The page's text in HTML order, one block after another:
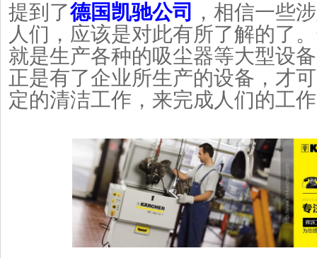
提到了德国凯驰公司
，相信一些
人们，应该是对此有所了解的了
就是生产各种的吸尘器等大型设
正是有了企业所生产的设备，才
定的清洁工作，来完成人们的工